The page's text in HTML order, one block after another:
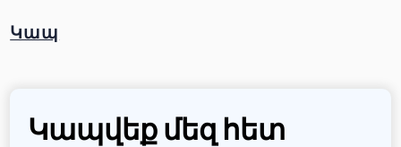
Կապ
Կապվեք մեզ հետ